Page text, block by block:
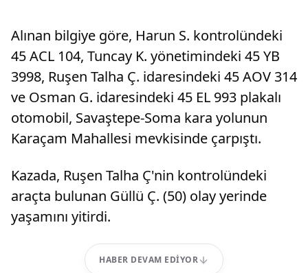
Alınan bilgiye göre, Harun S. kontrolündeki
45 ACL 104, Tuncay K. yönetimindeki 45 YB
3998, Ruşen Talha Ç. idaresindeki 45 AOV 314
ve Osman G. idaresindeki 45 EL 993 plakalı
otomobil, Savaştepe-Soma kara yolunun
Karaçam Mahallesi mevkisinde çarpıştı.
Kazada, Ruşen Talha Ç'nin kontrolündeki
araçta bulunan Güllü Ç. (50) olay yerinde
yaşamını yitirdi.
HABER DEVAM EDIYOR